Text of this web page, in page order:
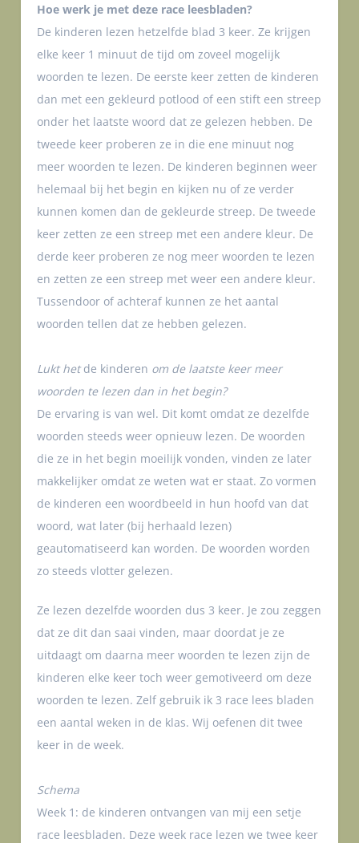
Hoe werk je met deze race leesbladen?
De kinderen lezen hetzelfde blad 3 keer. Ze krijgen
elke keer 1 minuut de tijd om zoveel mogelijk
woorden te lezen. De eerste keer zetten de kinderen
dan met een gekleurd potlood of een stift een streep
onder het laatste woord dat ze gelezen hebben. De
tweede keer proberen ze in die ene minuut nog
meer woorden te lezen. De kinderen beginnen weer
helemaal bij het begin en kijken nu of ze verder
kunnen komen dan de gekleurde streep. De tweede
keer zetten ze een streep met een andere kleur. De
derde keer proberen ze nog meer woorden te lezen
en zetten ze een streep met weer een andere kleur.
Tussendoor of achteraf kunnen ze het aantal
woorden tellen dat ze hebben gelezen.
Lukt hetde kinderen om de laatste keer meer
woorden te lezen dan in het begin?
De ervaring is van wel. Dit komt omdat ze dezelfde
woorden steeds weer opnieuw lezen. De woorden
die ze in het begin moeilijk vonden, vinden ze later
makkelijker omdat ze weten wat er staat. Zo vormen
de kinderen een woordbeeld in hun hoofd van dat
woord, wat later (bij herhaald lezen)
geautomatiseerd kan worden. De woorden worden
zo steeds vlotter gelezen.
Ze lezen dezelfde woorden dus 3 keer. Je zou zeggen
dat ze dit dan saai vinden, maar doordat je ze
uitdaagt om daarna meer woorden te lezen zijn de
kinderen elke keer toch weer gemotiveerd om deze
woorden te lezen. Zelf gebruik ik 3 race lees bladen
een aantal weken in de klas. Wij oefenen dit twee
keer in de week.
Schema
Week 1: de kinderen ontvangen van mij een setje
race leesbladen. Deze week race lezen we twee keer